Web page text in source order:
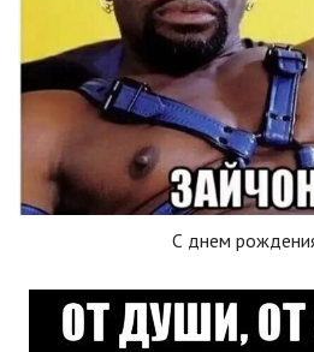
С днем